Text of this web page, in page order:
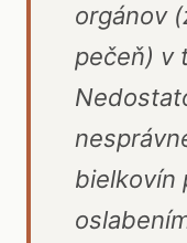
orgánov
pečeň) v
bielkovín